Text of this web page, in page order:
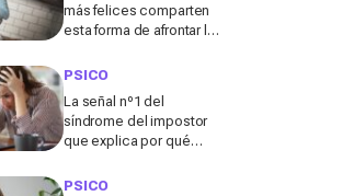
más felices comparten
esta forma de afrontar la
según un estudio
PSICO
La señal nº1 del
síndrome del impostor
que explica por qué
tus logros
PSICO